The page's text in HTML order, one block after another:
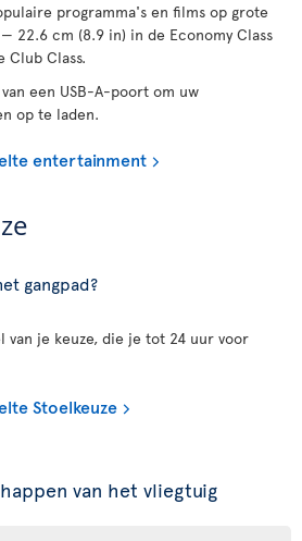
programma's en films op grote
22.6 cm (8.9 in) in de Economy Class
Club Class.
een USB-A-poort om uw
op te laden.
entertainment
gangpad?
van je keuze, die je tot 24 uur voor
Stoelkeuze
van het vliegtuig